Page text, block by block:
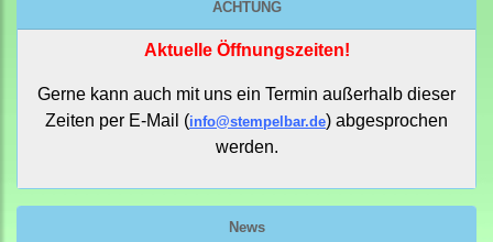
ACHTUNG
Aktuelle Öffnungszeiten!
Gerne kann auch mit uns ein Termin außerhalb dieser
Zeiten per E-Mail (info@stempelbar.de) abgesprochen
werden.
News